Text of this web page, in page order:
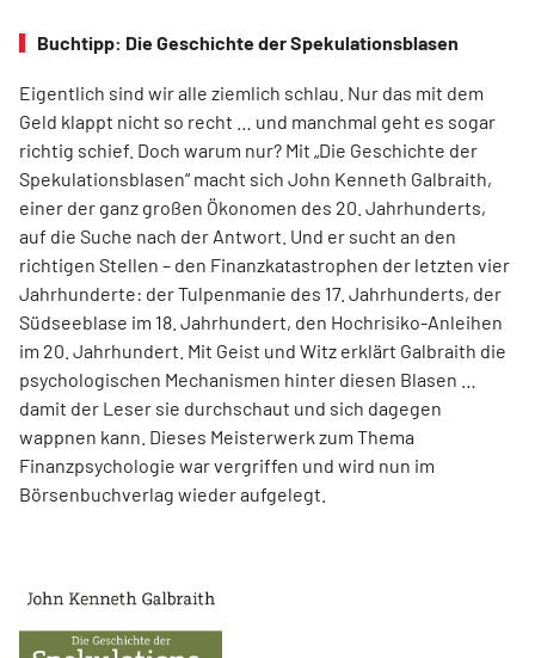
Buchtipp: Die Geschichte der Spekulationsblasen
Eigentlich sind wir alle ziemlich schlau. Nur das mit dem
Geld klappt nicht so recht … und manchmal geht es sogar
richtig schief. Doch warum nur? Mit „Die Geschichte der
Spekulationsblasen“ macht sich John Kenneth Galbraith,
einer der ganz großen Ökonomen des 20. Jahrhunderts,
auf die Suche nach der Antwort. Und er sucht an den
richtigen Stellen – den Finanz­katas­trophen der letzten vier
Jahrhunderte: der Tulpenmanie des 17. Jahrhunderts, der
Südseeblase im 18. Jahrhundert, den Hochrisiko-Anleihen
im 20. Jahrhundert. Mit Geist und Witz erklärt Gal­braith die
psychologischen Mechanismen hinter diesen Blasen …
damit der Leser sie durchschaut und sich dagegen
wappnen kann. Dieses Meisterwerk zum Thema
Finanzpsychologie war vergriffen und wird nun im
Börsenbuchverlag wieder aufgelegt.